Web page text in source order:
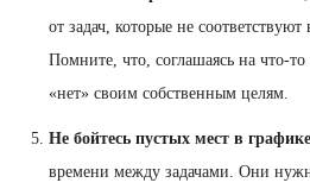
от задач, которые не
Помните, что, соглашаясь на что-
«нет» своим собственным целям.
Не бойтесь пустых мест в
времени между задачами. Они